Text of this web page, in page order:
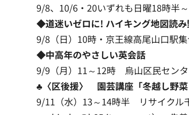
9/8、10/6・20いずれも日曜18時半
◆道迷いゼロに! ハイキング地図読み
9/8（日）10時・京王線高尾山口駅
◆中高年のやさしい英会話
9/9（月）11～12時 烏山区民セン
♣〈区後援〉 園芸講座「冬越し野菜
9/11（水）13～14時半 リサイクル